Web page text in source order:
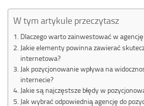
W tym artykule przeczytasz
Dlaczego warto zainwestować w
Jakie elementy powinna zawierać
internetowa?
Jak pozycjonowanie wpływa na
internecie?
Jakie są najczęstsze błędy w
Jak wybrać odpowiednią agencję do